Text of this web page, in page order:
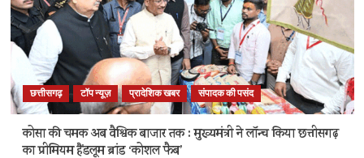
छत्तीसगढ़ टॉप न्यूज़ प्रादेशिक खबर संपादक की पसंद
कोसा की चमक अब वैश्विक बाजार तक : मुख्यमंत्री ने लॉन्च किया छत्तीसगढ़
का प्रीमियम हैंडलूम ब्रांड ‘कोशल फैब’